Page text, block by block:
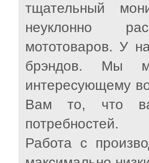
тщательный
неуклонно
мототоваров. У
брэндов. Мы
интересующему
Вам то, что
потребностей.
Работа с